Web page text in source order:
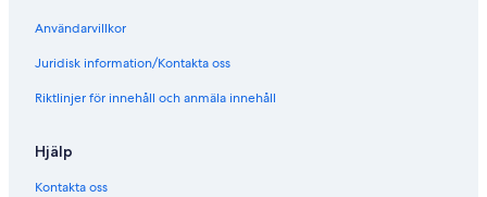
C
o
e
o
h
i
,
l
s
i
i
Användarvillkor
Juridisk information/Kontakta oss
Riktlinjer för innehåll och anmäla innehåll
Hjälp
Kontakta oss